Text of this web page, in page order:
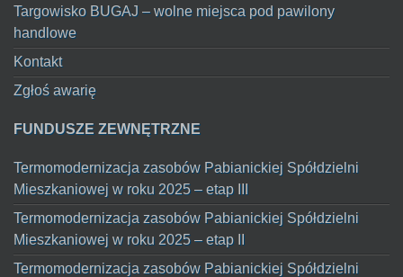
Targowisko BUGAJ – wolne miejsca pod pawilony
handlowe
Kontakt
Zgłoś awarię
FUNDUSZE ZEWNĘTRZNE
Termomodernizacja zasobów Pabianickiej Spółdzielni
Mieszkaniowej w roku 2025 – etap III
Termomodernizacja zasobów Pabianickiej Spółdzielni
Mieszkaniowej w roku 2025 – etap II
Termomodernizacja zasobów Pabianickiej Spółdzielni